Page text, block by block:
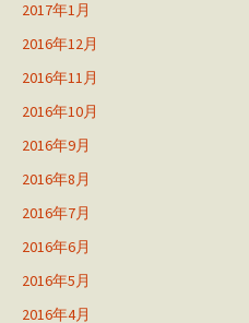
2017年1月
2016年12月
2016年11月
2016年10月
2016年9月
2016年8月
2016年7月
2016年6月
2016年5月
2016年4月